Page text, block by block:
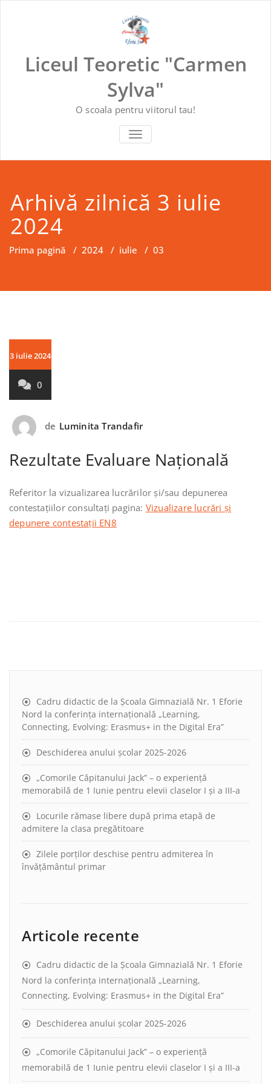
Liceul Teoretic "Carmen
Sylva"
O scoala pentru viitorul tau!
COMUTĂ NAVIGAREA
Arhivă zilnică 3 iulie
2024
Prima pagină / 2024 / iulie / 03
3 iulie 2024
0
de Luminita Trandafir
Rezultate Evaluare Naţională
Referitor la vizualizarea lucrărilor și/sau depunerea
contestațiilor consultați pagina: Vizualizare lucrări și
depunere contestații EN8
Cadru didactic de la Școala Gimnazială Nr. 1 Eforie
Nord la conferința internațională „Learning,
Connecting, Evolving: Erasmus+ in the Digital Era”
Deschiderea anului școlar 2025-2026
„Comorile Căpitanului Jack” – o experiență
memorabilă de 1 Iunie pentru elevii claselor I și a III-a
Locurile rămase libere după prima etapă de
admitere la clasa pregătitoare
Zilele porților deschise pentru admiterea în
învățământul primar
Articole recente
Cadru didactic de la Școala Gimnazială Nr. 1 Eforie
Nord la conferința internațională „Learning,
Connecting, Evolving: Erasmus+ in the Digital Era”
Deschiderea anului școlar 2025-2026
„Comorile Căpitanului Jack” – o experiență
memorabilă de 1 Iunie pentru elevii claselor I și a III-a